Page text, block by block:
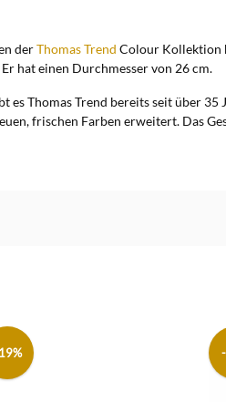
derThomas Trend Colour Kollektion
hat einen Durchmesser von 26 cm.
Thomas Trend bereits seit über
frischen Farben erweitert. Das